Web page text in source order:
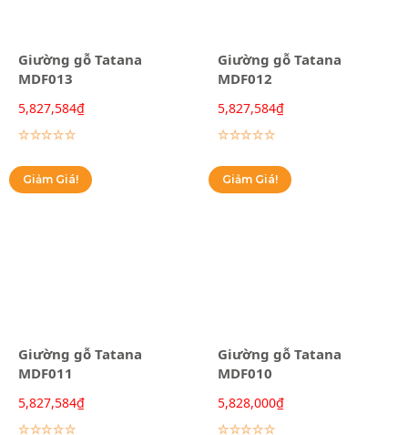
Giường gỗ Tatana
MDF013
5,827,584₫
Lựa chọn các tùy chọn
Giường gỗ Tatana
MDF012
5,827,584₫
Lựa chọn các tùy chọn
Giảm Giá!
Giường gỗ Tatana
MDF011
5,827,584₫
Lựa chọn các tùy chọn
Giảm Giá!
Giường gỗ Tatana
MDF010
5,828,000₫
Lựa chọn các tùy chọn